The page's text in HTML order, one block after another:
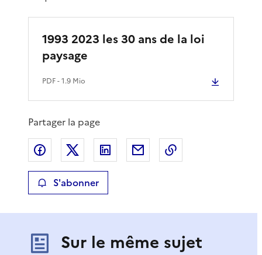
é
é
i
a
1993 2023 les 30 ans de la loi
paysage
PDF- 1.9 Mio
Partager la page
Partager sur Facebook
Partager sur XPartager sur LinkedIn
Partager par email
S'abonner
Sur le même sujet